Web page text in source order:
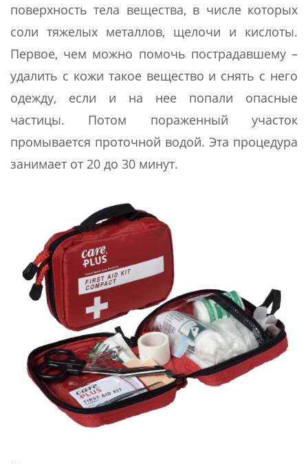
поверхность тела вещества, в числе которых
соли тяжелых металлов, щелочи и кислоты.
Первое, чем можно помочь пострадавшему –
удалить с кожи такое вещество и снять с него
одежду, если и на нее попали опасные
частицы. Потом пораженный участок
промывается проточной водой. Эта процедура
занимает от 20 до 30 минут.